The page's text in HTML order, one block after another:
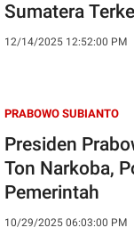
Sumatera
12/14/2025 12:52:00 PM
PRABOWO SUBIANTO
Presiden
Ton Narkoba,
Pemerintah
10/29/2025 06:03:00 PM